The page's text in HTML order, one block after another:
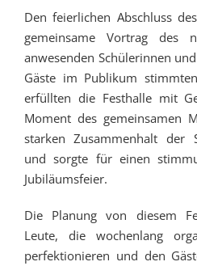
Den feierlichen Abschluss
gemeinsame Vortrag des
anwesenden Schülerinnen
Gäste im Publikum
erfüllten die Festhalle mit
Moment des gemeinsamen
starken Zusammenhalt der
und sorgte für einen
Jubiläumsfeier.
Die Planung von diesem
Leute, die wochenlang
perfektionieren und den